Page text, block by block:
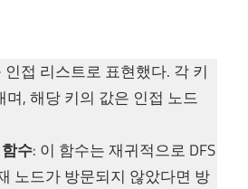
인접 리스트로 표현했다. 각 키
며, 해당 키의 값은 인접 노드
함수: 이 함수는 재귀적으로 DFS
노드가 방문되지 않았다면 방